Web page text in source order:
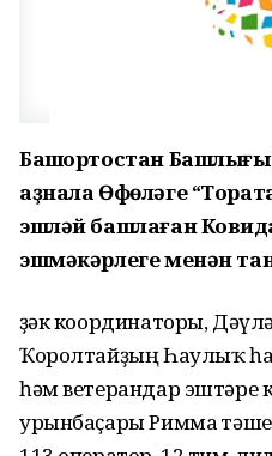
Башҡортостан
аҙнала Өфөләге
эшләй башлаған
эшмәкәрлеге менән
Үҙәк координаторы,
Ҡоролтайҙың Һаулыҡ
һәм ветерандар эштәре
урынбаҫары Римма